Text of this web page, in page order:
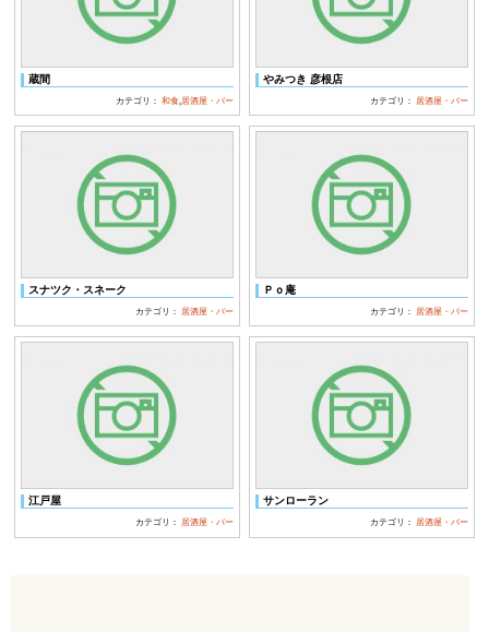
蔵間
カテゴリ：和食 居酒屋・バー
やみつき 彦根店
カテゴリ： 居酒屋・バー
スナツク・スネーク
カテゴリ： 居酒屋・バー
Ｐｏ庵
カテゴリ： 居酒屋・バー
江戸屋
カテゴリ： 居酒屋・バー
サンローラン
カテゴリ： 居酒屋・バー